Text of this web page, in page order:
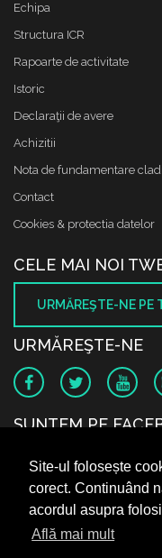
Site-ul folosește
corect. Continuând
acordul asupra
Află mai mult
Echipa
Structura ICR
Rapoarte de activitate
Istoric
Declaraţii de avere
Achizitii
Nota de fundamentare
Contact
Cookies & protectia datelor
CELE MAI NOI
URMĂREŞTE-NE PE
URMĂREŞTE-NE
SUNTEM PE